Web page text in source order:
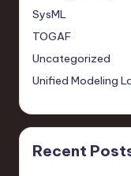
SysML
TOGAF
Uncategorized
Unified Modeling
Recent